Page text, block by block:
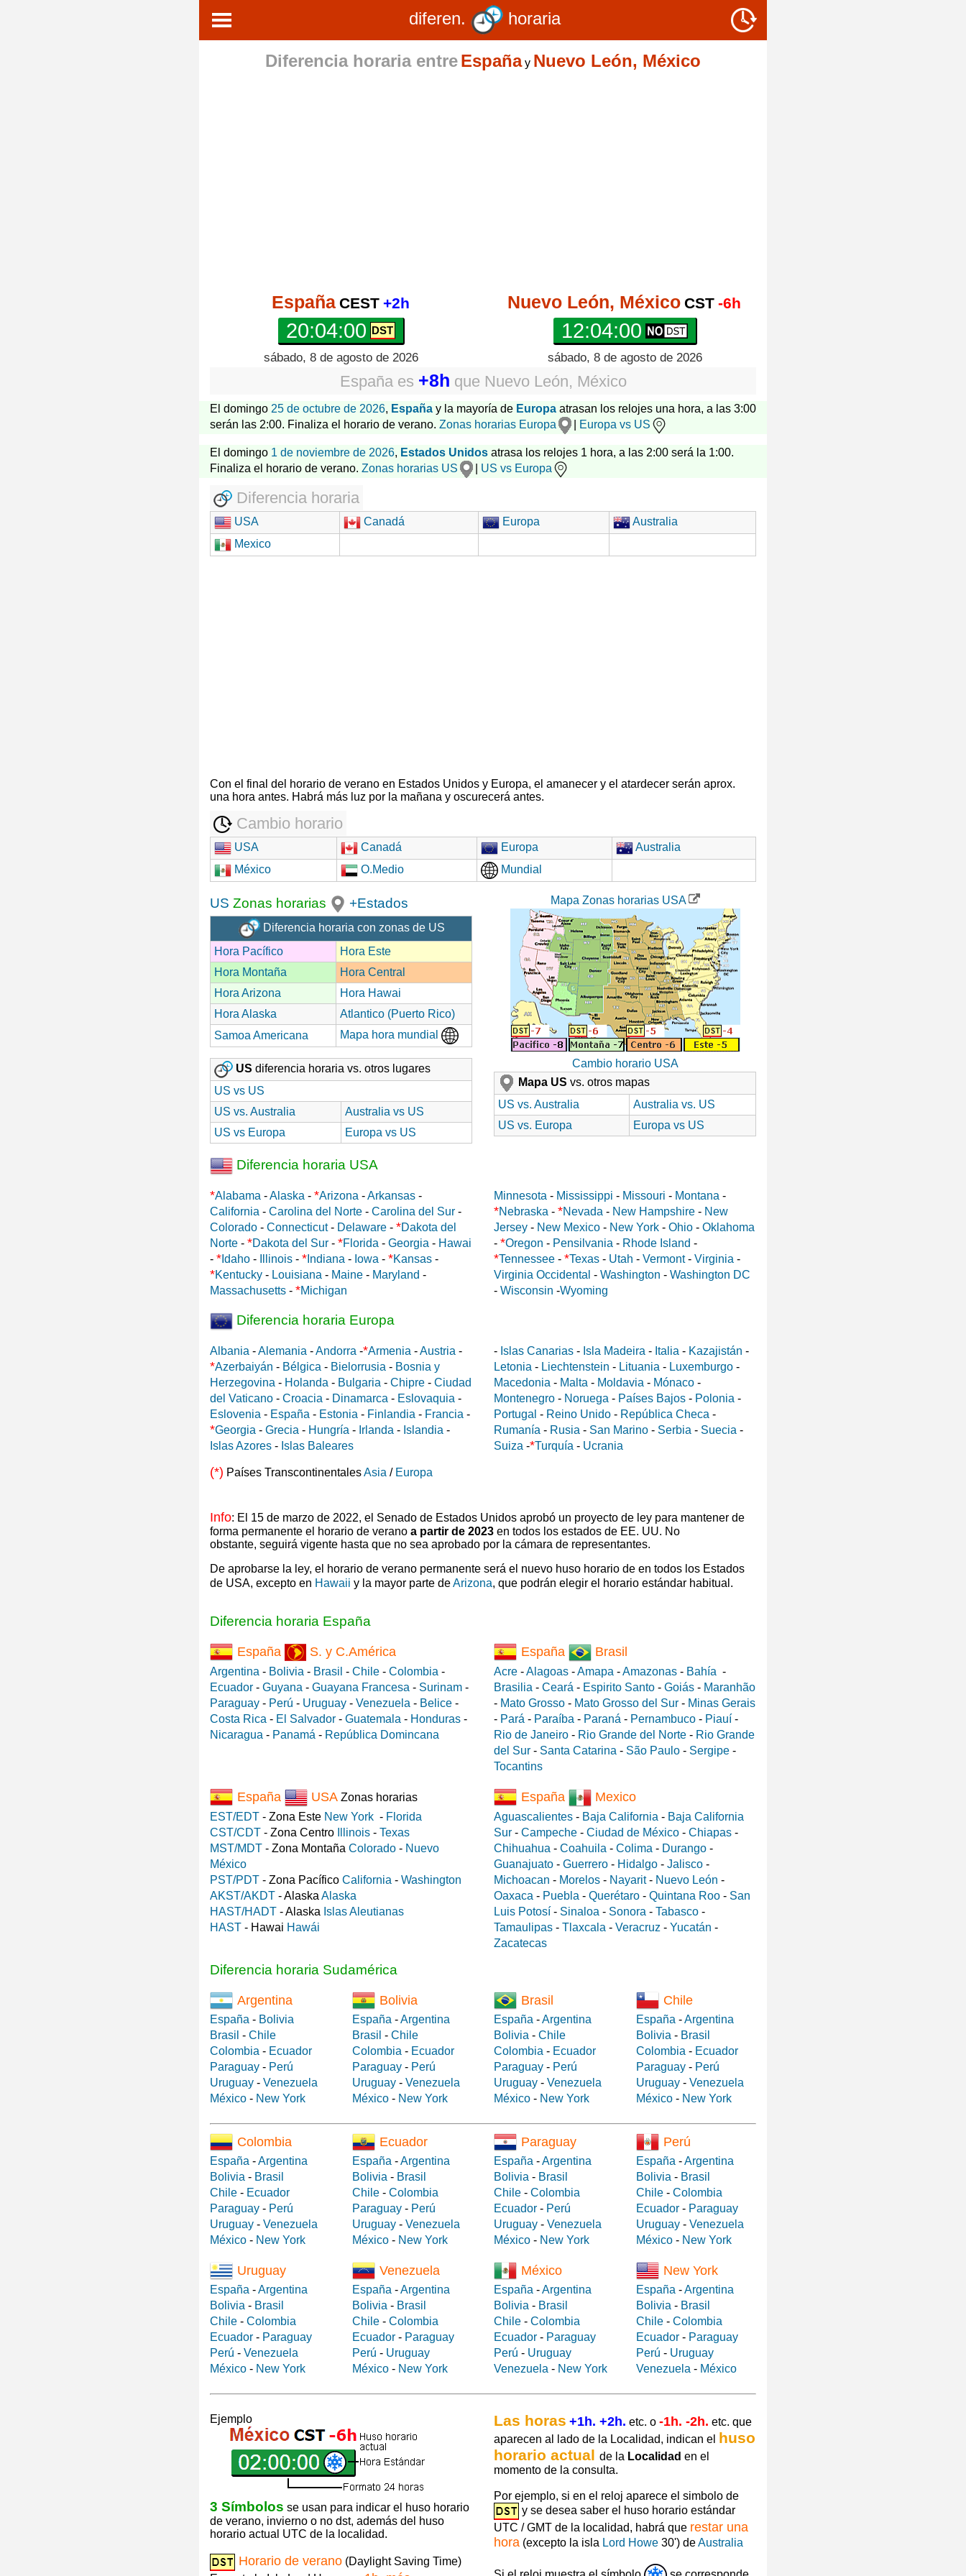
diferen. horaria
Diferencia horaria entreEspañay Nuevo León, México
España CEST +2h
20:04:01
sábado, 8 de agosto de 2026
Nuevo León, México CST -6h
12:04:01
sábado, 8 de agosto de 2026
Españaes +8h que Nuevo León, México
El domingo 25 de octubre de 2026, España y la mayoría de Europa atrasan los relojes una hora, a las 3:00
serán las 2:00. Finaliza el horario de verano. Zonas horarias Europa Europa vs US
El domingo 1 de noviembre de 2026, Estados Unidos atrasa los relojes 1 hora, a las 2:00 será la 1:00.
Finaliza el horario de verano. Zonas horarias US US vs Europa
Diferencia horaria
USA Canadá Europa
Australia
Mexico
Con el final del horario de verano en Estados Unidos y Europa, el amanecer y el atardecer serán aprox.
una hora antes. Habrá más luz por la mañana y oscurecerá antes.
Cambio horario
USA Canadá Europa
Australia
México
O.Medio Mundial
US Zonas horarias +Estados
Diferencia horaria con zonas de US
Hora Pacífico
Hora Este
Hora Montaña
Hora Central
Hora Arizona
Hora Hawai
Hora Alaska
Atlantico (Puerto Rico)
Samoa Americana
Mapa hora mundial
US diferencia horaria vs. otros lugares
US vs US
US vs. Australia
Australia vs US
US vs Europa
Europa vs US
Mapa Zonas horarias USA
Cambio horario USA
Mapa US vs. otros mapas
US vs. Australia
Australia vs. US
US vs. Europa
Europa vs US
Diferencia horaria USA
*Alabama -Alaska - *Arizona -Arkansas -
California - Carolina del Norte - Carolina del Sur -
Colorado - Connecticut- Delaware - *Dakota del
Norte - *Dakota del Sur - *Florida - Georgia - Hawai
- * Idaho - Illinois - * Indiana - Iowa - *Kansas -
*Kentucky - Louisiana - Maine - Maryland -
Massachusetts - *Michigan
Minnesota - Mississippi - Missouri - Montana -
*Nebraska - *Nevada - New Hampshire - New
Jersey - New Mexico - New York - Ohio - Oklahoma
- *Oregon - Pensilvania - Rhode Island -
*Tennessee - *Texas - Utah - Vermont- Virginia -
Virginia Occidental - Washington - Washington DC
- Wisconsin -Wyoming
Diferencia horaria Europa
Albania -Alemania -Andorra -*Armenia -Austria -
*Azerbaiyán - Bélgica - Bielorrusia - Bosnia y
Herzegovina - Holanda - Bulgaria - Chipre - Ciudad
del Vaticano - Croacia - Dinamarca - Eslovaquia -
Eslovenia - España - Estonia - Finlandia - Francia -
*Georgia - Grecia - Hungría - Irlanda - Islandia -
Islas Azores - Islas Baleares
- Islas Canarias - Isla Madeira - Italia - Kazajistán -
Letonia - Liechtenstein - Lituania - Luxemburgo -
Macedonia - Malta - Moldavia - Mónaco -
Montenegro - Noruega - Países Bajos - Polonia -
Portugal - Reino Unido - República Checa -
Rumanía - Rusia - San Marino - Serbia - Suecia -
Suiza -*Turquía - Ucrania
(*) Países TranscontinentalesAsia / Europa
Info: El 15 de marzo de 2022, el Senado de Estados Unidos aprobó un proyecto de ley para mantener de
forma permanente el horario de verano a partir de 2023 en todos los estados de EE. UU. No
obstante, seguirá vigente hasta que no sea aprobado por la cámara de representantes.
De aprobarse la ley, el horario de verano permanente será el nuevo huso horario de en todos los Estados
de USA, excepto en Hawaii y la mayor parte deArizona, que podrán elegir el horario estándar habitual.
Diferencia horaria España
España S. y C.América
Argentina - Bolivia - Brasil - Chile - Colombia -
Ecuador - Guyana - Guayana Francesa - Surinam -
Paraguay - Perú - Uruguay - Venezuela - Belice -
Costa Rica - El Salvador - Guatemala - Honduras -
Nicaragua - Panamá - República Domincana
España Brasil
Acre -Alagoas -Amapa -Amazonas - Bahía -
Brasilia - Ceará - Espirito Santo - Goiás - Maranhão
- Mato Grosso - Mato Grosso del Sur - Minas Gerais
- Pará - Paraíba - Paraná - Pernambuco - Piauí -
Rio de Janeiro - Rio Grande del Norte - Rio Grande
del Sur - Santa Catarina - São Paulo - Sergipe -
Tocantins
España USA Zonas horarias
EST/EDT - Zona Este New York - Florida
CST/CDT - Zona Centro Illinois - Texas
MST/MDT - Zona Montaña Colorado - Nuevo
México
PST/PDT - Zona Pacífico California - Washington
AKST/AKDT - Alaska Alaska
HAST/HADT - Alaska Islas Aleutianas
HAST - Hawai Hawái
España Mexico
Aguascalientes - Baja California - Baja California
Sur - Campeche - Ciudad de México - Chiapas -
Chihuahua - Coahuila - Colima - Durango -
Guanajuato - Guerrero - Hidalgo - Jalisco -
Michoacan - Morelos - Nayarit- Nuevo León -
Oaxaca - Puebla - Querétaro - Quintana Roo - San
Luis Potosí - Sinaloa - Sonora - Tabasco -
Tamaulipas - Tlaxcala - Veracruz - Yucatán -
Zacatecas
Diferencia horaria Sudamérica
Argentina
España - Bolivia
Brasil - Chile
Colombia - Ecuador
Paraguay - Perú
Uruguay - Venezuela
México - New York
Bolivia
España -Argentina
Brasil - Chile
Colombia - Ecuador
Paraguay- Perú
Uruguay- Venezuela
México- New York
Brasil
España -Argentina
Bolivia - Chile
Colombia - Ecuador
Paraguay - Perú
Uruguay - Venezuela
México - New York
Chile
España -Argentina
Bolivia - Brasil
Colombia - Ecuador
Paraguay- Perú
Uruguay- Venezuela
México- New York
Colombia
España -Argentina
Bolivia - Brasil
Chile - Ecuador
Paraguay - Perú
Uruguay - Venezuela
México - New York
Ecuador
España -Argentina
Bolivia - Brasil
Chile- Colombia
Paraguay- Perú
Uruguay- Venezuela
México- New York
Paraguay
España -Argentina
Bolivia - Brasil
Chile - Colombia
Ecuador - Perú
Uruguay - Venezuela
México - New York
Perú
España -Argentina
Bolivia - Brasil
Chile- Colombia
Ecuador- Paraguay
Uruguay- Venezuela
México- New York
Uruguay
España -Argentina
Bolivia - Brasil
Chile - Colombia
Ecuador - Paraguay
Perú - Venezuela
México - New York
Venezuela
España -Argentina
Bolivia - Brasil
Chile- Colombia
Ecuador- Paraguay
Perú - Uruguay
México- New York
México
España -Argentina
Bolivia - Brasil
Chile - Colombia
Ecuador - Paraguay
Perú - Uruguay
Venezuela - New York
New York
España -Argentina
Bolivia - Brasil
Chile- Colombia
Ecuador- Paraguay
Perú - Uruguay
Venezuela - México
Ejemplo
3 Símbolos se usan para indicar el huso horario
de verano, invierno o no dst, además del huso
horario actual UTC de la localidad.
Horario de verano (Daylight Saving Time)
Las horas +1h. +2h. etc. o -1h. -2h. etc. que
aparecen al lado de la Localidad, indican el huso
horario actual de la Localidad en el
momento de la consulta.
Por ejemplo, si en el reloj aparece el simbolo de
y se desea saber el huso horario estándar
UTC / GMT de la localidad, habrá que restar una
hora (excepto la isla Lord Howe 30') deAustralia